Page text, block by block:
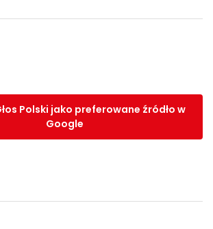
Polski jako preferowane źródło w
Google